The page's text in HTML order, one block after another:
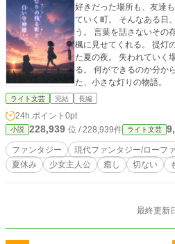
好きだった場所も、友達
ていく町。 そんなある日、楓は白くて小さな守神様と出会
う。 言葉を話さないその存在は、忘れられていた町の記憶を
楓に見せてくれる。 提灯の灯り、祭りの音、誰かが覚えてい
た夏の夜。 失われていく場所にも、忘れたくない時間があ
る。 何ができるのか分からない少女と、白い守神様が見つけ
た、小さな灯りの物語。
ライト文芸 完結 長編
24h.ポイント 0pt
小説 228,939 位 / 228,939件 ライト文芸
ファンタジー 現代ファンタジー/ローフ
夏休み
少女主人公 癒し 切ない
最終更新